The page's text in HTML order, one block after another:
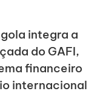
integra a
do GAFI,
financeiro
internacional